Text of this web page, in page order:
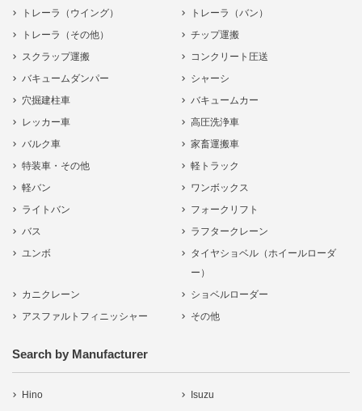
トレーラ（ウイング）
トレーラ（バン）
トレーラ（その他）
チップ運搬
スクラップ運搬
コンクリート圧送
バキュームダンパー
シャーシ
穴掘建柱車
バキュームカー
レッカー車
高圧洗浄車
バルク車
家畜運搬車
特装車・その他
軽トラック
軽バン
ワンボックス
ライトバン
フォークリフト
バス
ラフタークレーン
ユンボ
タイヤショベル（ホイールローダ
ー）
カニクレーン
ショベルローダー
アスファルトフィニッシャー
その他
Search by Manufacturer
Hino
Isuzu